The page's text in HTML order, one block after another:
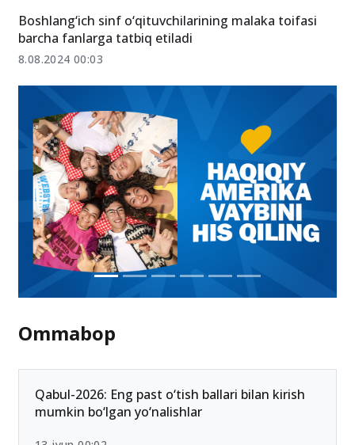
Boshlang‘ich sinf o‘qituvchilarining malaka toifasi
barcha fanlarga tatbiq etiladi
8.08.2024 00:03
Ommabop
Qabul-2026: Eng past o‘tish ballari bilan kirish
mumkin bo‘lgan yo‘nalishlar